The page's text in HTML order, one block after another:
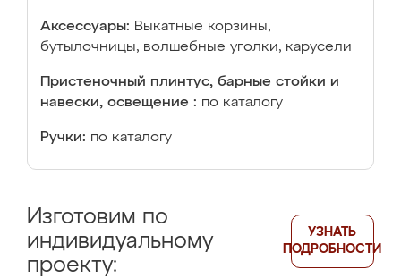
Аксессуары: Выкатные корзины,
бутылочницы, волшебные уголки, карусели
Пристеночный плинтус, барные стойки и
навески, освещение : по каталогу
Ручки: по каталогу
Изготовим по
индивидуальному
проекту:
УЗНАТЬ
ПОДРОБНОСТИ